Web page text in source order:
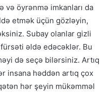
və öyrənmə imkanları da
etmək üçün gözləyin,
Subay olanlar gizli
əldə edəcəklər. Bu
də seçə bilərsiniz. Artıq
insana həddən artıq çox
hər şeyin mükəmməl